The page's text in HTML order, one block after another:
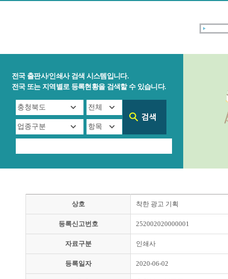
전국 출판사/인쇄사 검색 시스템입니다.
전국 또는 지역별로 등록현황을 검색할 수 있습니다.
상호 착한 광고 기획
등록신고번호 252002020000001
자료구분 인쇄사
등록일자 2020-06-02